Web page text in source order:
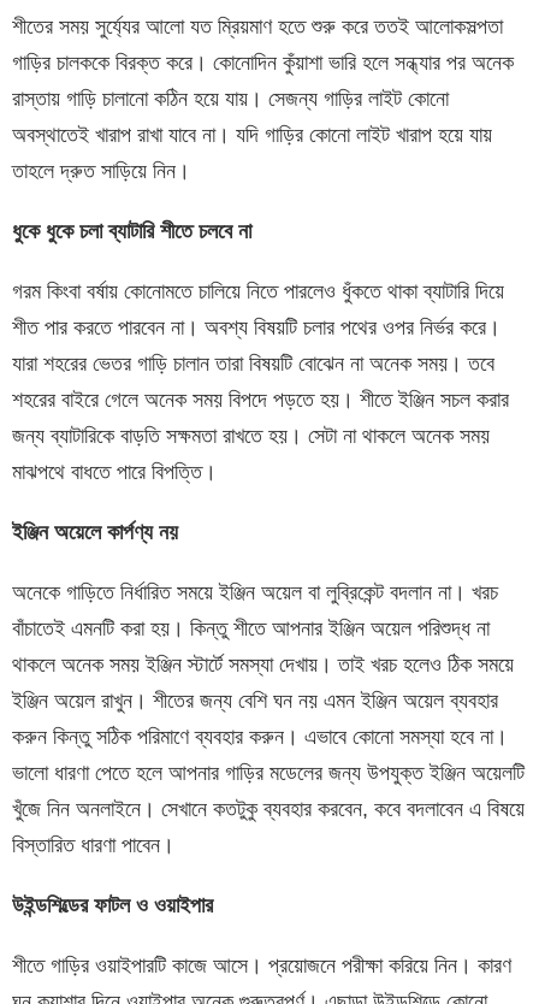
শীতের সময় সুর্য্যের আলো যত ম্রিয়মাণ হতে শুরু করে ততই আলোকসল্পতা
গাড়ির চালককে বিরক্ত করে। কোনোদিন কুঁয়াশা ভারি হলে সন্ধ্যার পর অনেক
রাস্তায় গাড়ি চালানো কঠিন হয়ে যায়। সেজন্য গাড়ির লাইট কোনো
অবস্থাতেই খারাপ রাখা যাবে না। যদি গাড়ির কোনো লাইট খারাপ হয়ে যায়
তাহলে দ্রুত সাড়িয়ে নিন।
ধুকে ধুকে চলা ব্যাটারি শীতে চলবে না
গরম কিংবা বর্ষায় কোনোমতে চালিয়ে নিতে পারলেও ধুঁকতে থাকা ব্যাটারি দিয়ে
শীত পার করতে পারবেন না। অবশ্য বিষয়টি চলার পথের ওপর নির্ভর করে।
যারা শহরের ভেতর গাড়ি চালান তারা বিষয়টি বোঝেন না অনেক সময়। তবে
শহরের বাইরে গেলে অনেক সময় বিপদে পড়তে হয়। শীতে ইঞ্জিন সচল করার
জন্য ব্যাটারিকে বাড়তি সক্ষমতা রাখতে হয়। সেটা না থাকলে অনেক সময়
মাঝপথে বাধতে পারে বিপত্তি।
ইঞ্জিন অয়েলে কার্পণ্য নয়
অনেকে গাড়িতে নির্ধারিত সময়ে ইঞ্জিন অয়েল বা লুব্রিকেন্ট বদলান না। খরচ
বাঁচাতেই এমনটি করা হয়। কিন্তু শীতে আপনার ইঞ্জিন অয়েল পরিশুদ্ধ না
থাকলে অনেক সময় ইঞ্জিন স্টার্টে সমস্যা দেখায়। তাই খরচ হলেও ঠিক সময়ে
ইঞ্জিন অয়েল রাখুন। শীতের জন্য বেশি ঘন নয় এমন ইঞ্জিন অয়েল ব্যবহার
করুন কিন্তু সঠিক পরিমাণে ব্যবহার করুন। এভাবে কোনো সমস্যা হবে না।
ভালো ধারণা পেতে হলে আপনার গাড়ির মডেলের জন্য উপযুক্ত ইঞ্জিন অয়েলটি
খুঁজে নিন অনলাইনে। সেখানে কতটুকু ব্যবহার করবেন, কবে বদলাবেন এ বিষয়ে
বিস্তারিত ধারণা পাবেন।
উইন্ডশিল্ডের ফাটল ও ওয়াইপার
শীতে গাড়ির ওয়াইপারটি কাজে আসে। প্রয়োজনে পরীক্ষা করিয়ে নিন। কারণ